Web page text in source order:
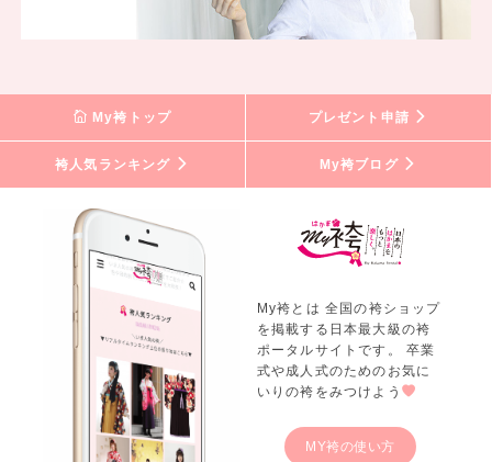
My袴トップ プレゼント申請
袴人気ランキング My袴ブログ
My袴とは 全国の袴ショップ
を掲載する日本最大級の袴
ポータルサイトです。 卒業
式や成人式のためのお気に
いりの袴をみつけよう
MY袴の使い方